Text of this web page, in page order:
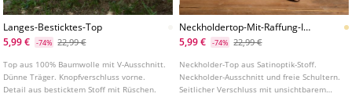
Langes-Besticktes-Top
5,99 €
-74% 22,99 €
Top aus 100% Baumwolle mit V-Ausschnitt.
Dünne Träger. Knopfverschluss vorne.
Detail aus besticktem Stoff mit Rüschen.
Neckholdertop-Mit-Raffung-In-
Satinoptik
5,99 € -74% 22,99 €
Neckholder-Top aus Satinoptik-Stoff.
Neckholder-Ausschnitt und freie Schultern.
Seitlicher Verschluss mit unsichtbarem